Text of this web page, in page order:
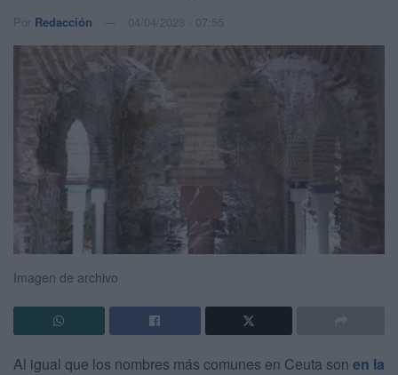
Por Redacción 04/04/2023 - 07:55
Imagen de archivo
Al igual que los nombres más comunes en Ceuta son en la